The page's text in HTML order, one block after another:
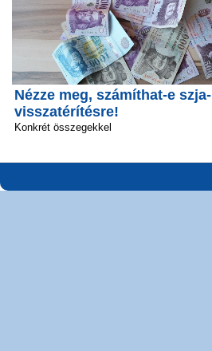
Nézze meg, számíthat-e szja-
visszatérítésre!
Konkrét összegekkel